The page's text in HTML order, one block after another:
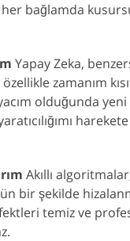
bağlamda
Yapay Zeka,
zamanım
olduğunda
Akıllı
bir şekilde
temiz ve